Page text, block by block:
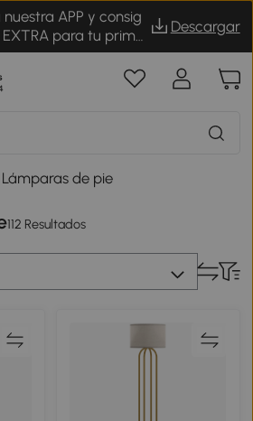
APP y consig
EXTRA para tu prime
Descargar
Lámparas de pie
112 Resultados